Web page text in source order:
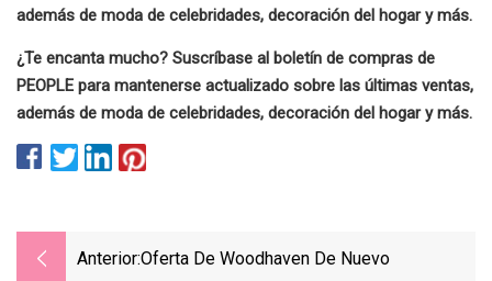
además de moda de celebridades, decoración del hogar y más.
¿Te encanta mucho? Suscríbase al boletín de compras de
PEOPLE para mantenerse actualizado sobre las últimas ventas,
además de moda de celebridades, decoración del hogar y más.
Anterior:Oferta De Woodhaven De Nuevo